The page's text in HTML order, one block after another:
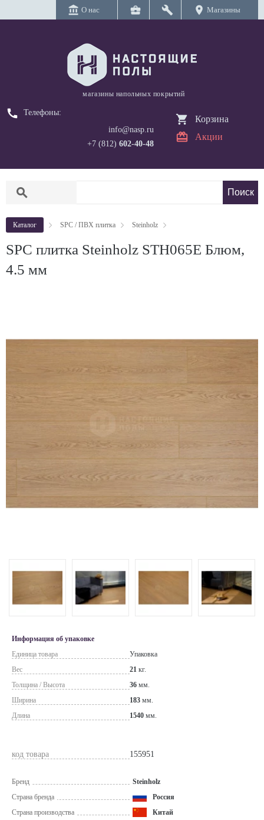
account_balance О нас business_center build location_on Магазины
магазины напольных покрытий
call
Телефоны:
info@nasp.ru
+7 (812) 602-40-48
Корзина
Акции
search
Каталог SPC / ПВХ плитка Steinholz
SPC плитка Steinholz STH065E Блюм,
4.5 мм
Информация об упаковке
Единица товара
Упаковка
Вес
21 кг.
Толщина / Высота
36 мм.
Ширина
183 мм.
Длина
1540 мм.
код товара 155951
Бренд
Steinholz
Страна бренда
Россия
Страна производства
Китай